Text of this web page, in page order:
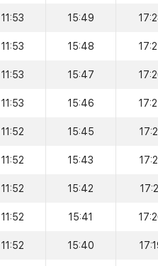
11:53 15:49
11:53 15:48
11:53 15:47
11:53 15:46
11:52 15:45
11:52 15:43
11:52 15:42
11:52 15:41
11:52 15:40